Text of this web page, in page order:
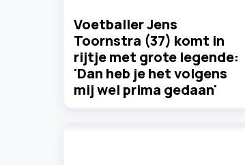
Voetballer Jens
Toornstra (37) komt in
rijtje met grote legende:
'Dan heb je het volgens
mij wel prima gedaan'